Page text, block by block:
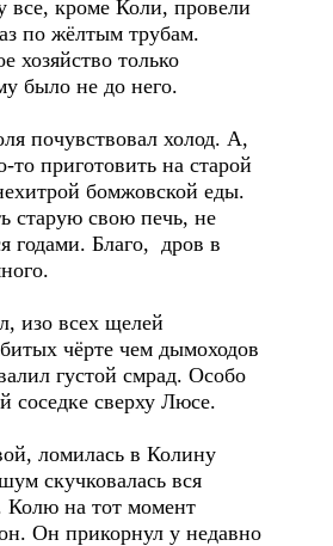
кроме Коли, провели
по жёлтым трубам.
хозяйство только
было не до него.
почувствовал холод. А,
то приготовить на старой
бомжовской еды.
старую свою печь, не
годами. Благо, дров в
изо всех щелей
чёрте чем дымоходов
густой смрад. Особо
соседке сверху Люсе.
ломилась в Колину
скучковалась вся
Колю на тот момент
Он прикорнул у недавно